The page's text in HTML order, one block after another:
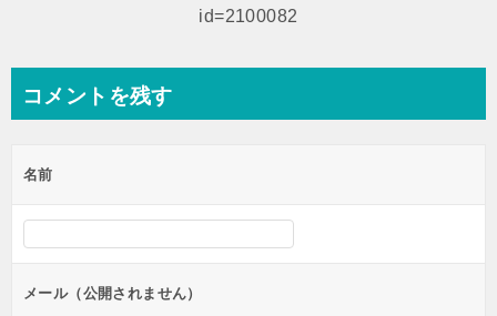
id=2100082
コメントを残す
名前
メール（公開されません）